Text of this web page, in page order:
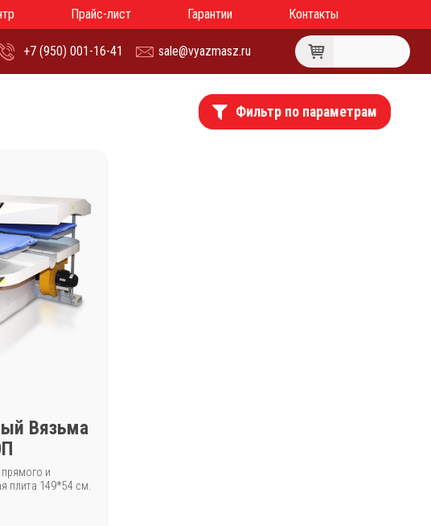
Прайс-лист Гарантии
Контакты
+7 (950) 001-16-41 sale@vyazmasz.ru
Фильтр по параметрам
Вязьма
и
плита 149*54 см.